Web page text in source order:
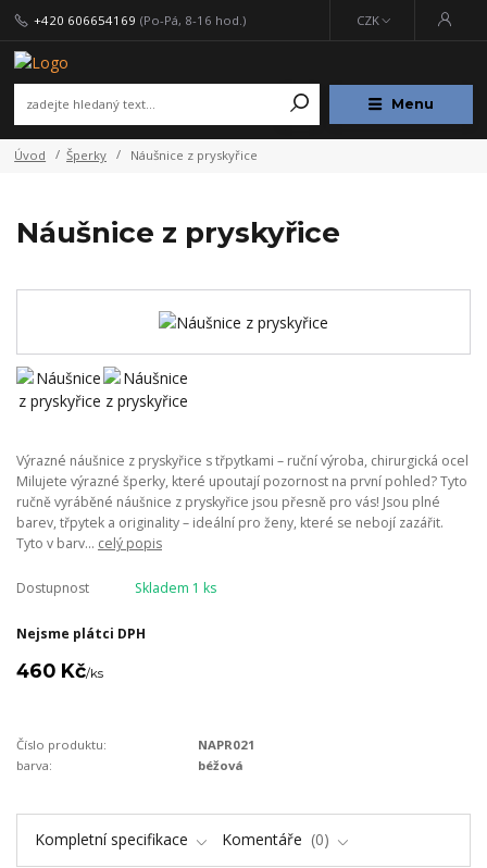
Menu
CZK
+420 606654169 (Po-Pá, 8-16 hod.)
Úvod Šperky Náušnice z pryskyřice
Náušnice z pryskyřice
Výrazné náušnice z pryskyřice s třpytkami – ruční výroba, chirurgická ocel
Milujete výrazné šperky, které upoutají pozornost na první pohled? Tyto
ručně vyráběné náušnice z pryskyřice jsou přesně pro vás! Jsou plné
barev, třpytek a originality – ideální pro ženy, které se nebojí zazářit.
Tyto v barv... celý popis
Dostupnost Skladem 1 ks
Nejsme plátci DPH
460 Kč/ks
Číslo produktu:
NAPR021
barva:
béžová
Kompletní specifikace Komentáře 0